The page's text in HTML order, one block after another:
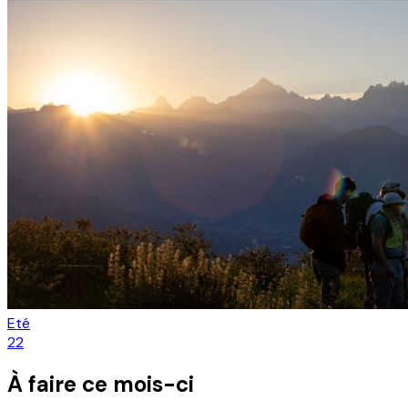
Eté
22
À faire ce mois-ci